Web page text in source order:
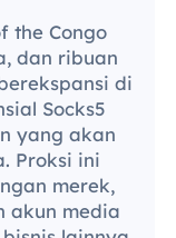
the Congo
dan ribuan
di
Socks5
yang akan
Proksi ini
merek,
akun media